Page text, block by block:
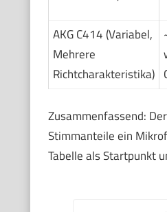
AKG C414 (Variabel,
Mehrere
Richtcharakteristika)
Zusammenfassend:
Stimmanteile ein
Tabelle als Startpunkt